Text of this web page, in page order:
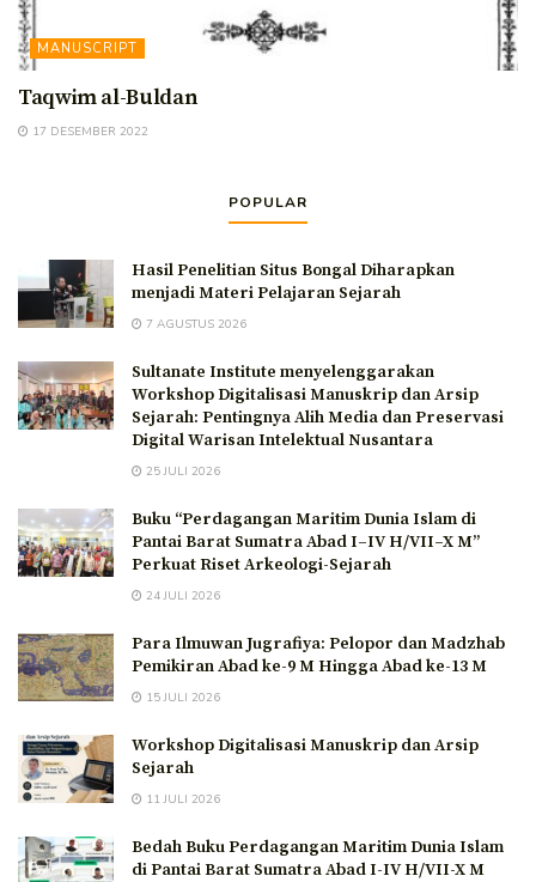
MANUSCRIPT
Taqwim al-Buldan
17 DESEMBER 2022
POPULAR
Hasil Penelitian Situs Bongal Diharapkan
menjadi Materi Pelajaran Sejarah
7 AGUSTUS 2026
Sultanate Institute menyelenggarakan
Workshop Digitalisasi Manuskrip dan Arsip
Sejarah: Pentingnya Alih Media dan Preservasi
Digital Warisan Intelektual Nusantara
25 JULI 2026
Buku “Perdagangan Maritim Dunia Islam di
Pantai Barat Sumatra Abad I–IV H/VII–X M”
Perkuat Riset Arkeologi-Sejarah
24 JULI 2026
Para Ilmuwan Jugrafiya: Pelopor dan Madzhab
Pemikiran Abad ke-9 M Hingga Abad ke-13 M
15 JULI 2026
Workshop Digitalisasi Manuskrip dan Arsip
Sejarah
11 JULI 2026
Bedah Buku Perdagangan Maritim Dunia Islam
di Pantai Barat Sumatra Abad I-IV H/VII-X M